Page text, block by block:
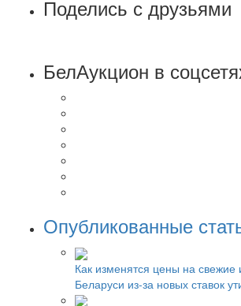
Поделись с друзьями
БелАукцион в
Опубликованные
Как изменятся цены на свежие
Беларуси из-за новых ставок